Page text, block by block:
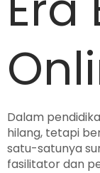
Dalam
hilang, tetapi
satu-satunya
fasilitator dan